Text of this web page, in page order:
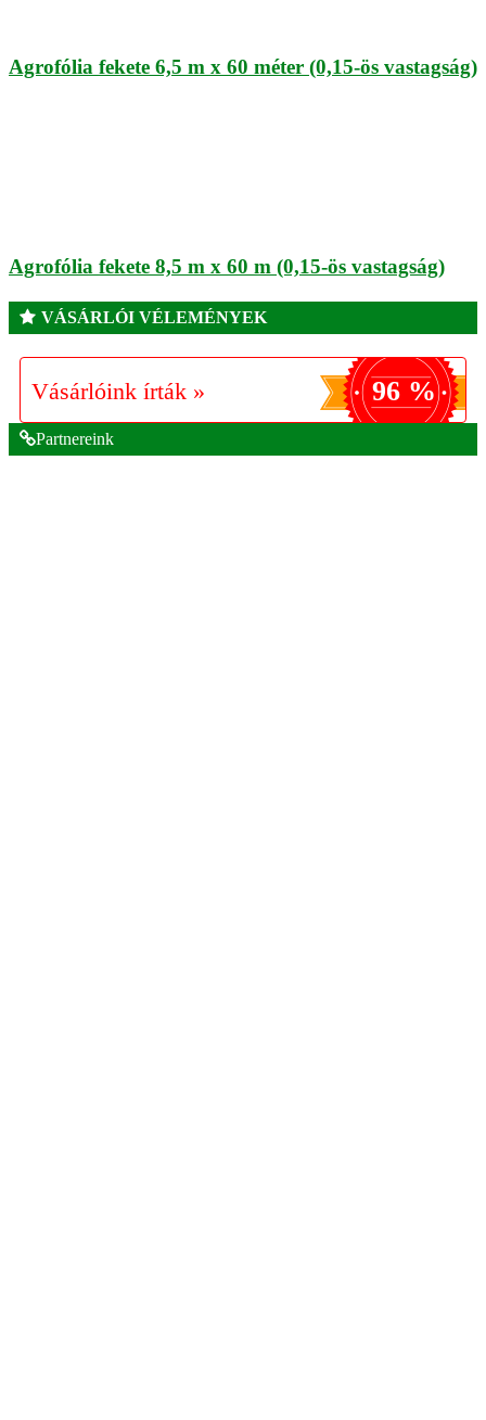
Agrofólia fekete 6,5 m x 60 méter (0,15-ös vastagság)
Agrofólia fekete 8,5 m x 60 m (0,15-ös vastagság)
VÁSÁRLÓI VÉLEMÉNYEK
Vásárlóink írták » 96 %
Partnereink